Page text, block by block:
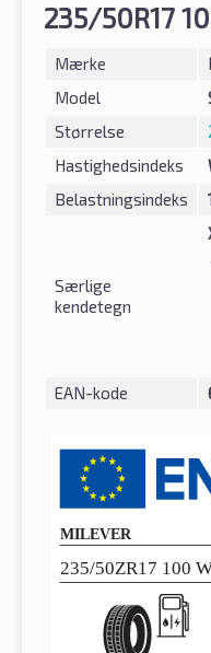
235/50R17
Mærke
Model
Størrelse
Hastighedsindeks
Belastningsindeks
Særlige
kendetegn
EAN-kode